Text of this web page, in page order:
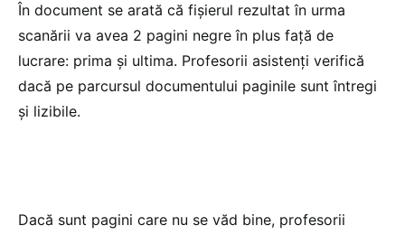
În document se arată că fișierul rezultat în urma
scanării va avea 2 pagini negre în plus față de
lucrare: prima și ultima. Profesorii asistenți verifică
dacă pe parcursul documentului paginile sunt întregi
și lizibile.
Dacă sunt pagini care nu se văd bine, profesorii